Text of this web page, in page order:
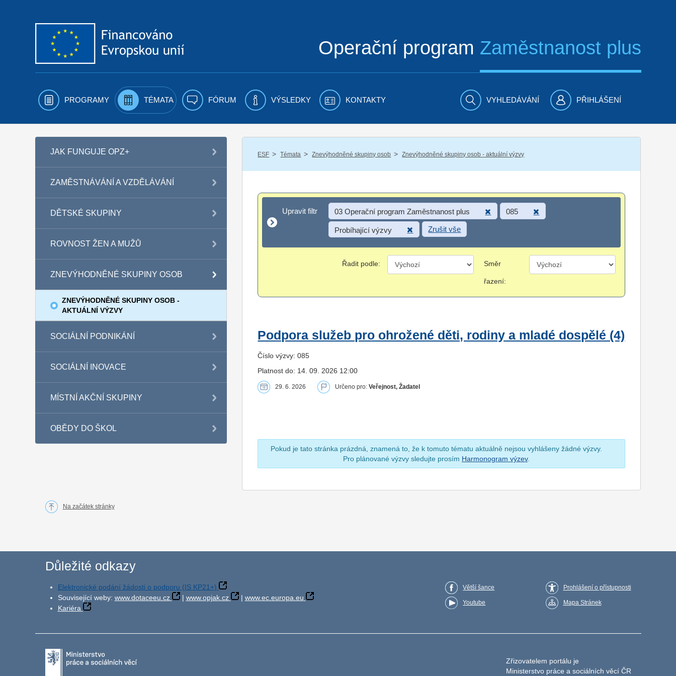
Operační program Zaměstnanost plus
PROGRAMY TÉMATA FÓRUM VÝSLEDKY KONTAKTY VYHLEDÁVÁNÍ PŘIHLÁŠENÍ
JAK FUNGUJE OPZ+
ZAMĚSTNÁVÁNÍ A VZDĚLÁVÁNÍ
DĚTSKÉ SKUPINY
ROVNOST ŽEN A MUŽŮ
ZNEVÝHODNĚNÉ SKUPINY OSOB
ZNEVÝHODNĚNÉ SKUPINY OSOB -
AKTUÁLNÍ VÝZVY
SOCIÁLNÍ PODNIKÁNÍ
SOCIÁLNÍ INOVACE
MÍSTNÍ AKČNÍ SKUPINY
OBĚDY DO ŠKOL
ESF / Témata / Znevýhodněné skupiny osob / Znevýhodněné skupiny osob - aktuální výzvy
Upravit filtr
Upravit filtr 03 Operační program Zaměstnanost plus 085
Probíhající výzvy Zrušit vše
Řadit podle: Směr
řazení:
Podpora služeb pro ohrožené děti, rodiny a mladé dospělé (4)
Číslo výzvy: 085
Platnost do: 14. 09. 2026 12:00
29. 6. 2026 Určeno pro:Veřejnost, Žadatel
Pokud je tato stránka prázdná, znamená to, že k tomuto tématu aktuálně nejsou vyhlášeny žádné výzvy.
Pro plánované výzvy sledujte prosím Harmonogram výzev.
Na začátek stránky
Důležité odkazy
Elektronické podání žádosti o podporu (IS KP21+)
Související weby: www.dotaceeu.cz | www.opjak.cz | www.ec.europa.eu
Kariéra
Větší šance
Youtube
Prohlášení o přístupnosti
Mapa Stránek
Zřizovatelem portálu je
Ministerstvo práce a sociálních věcí ČR